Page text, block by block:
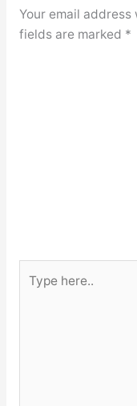
Your email
fields are marked *
here..